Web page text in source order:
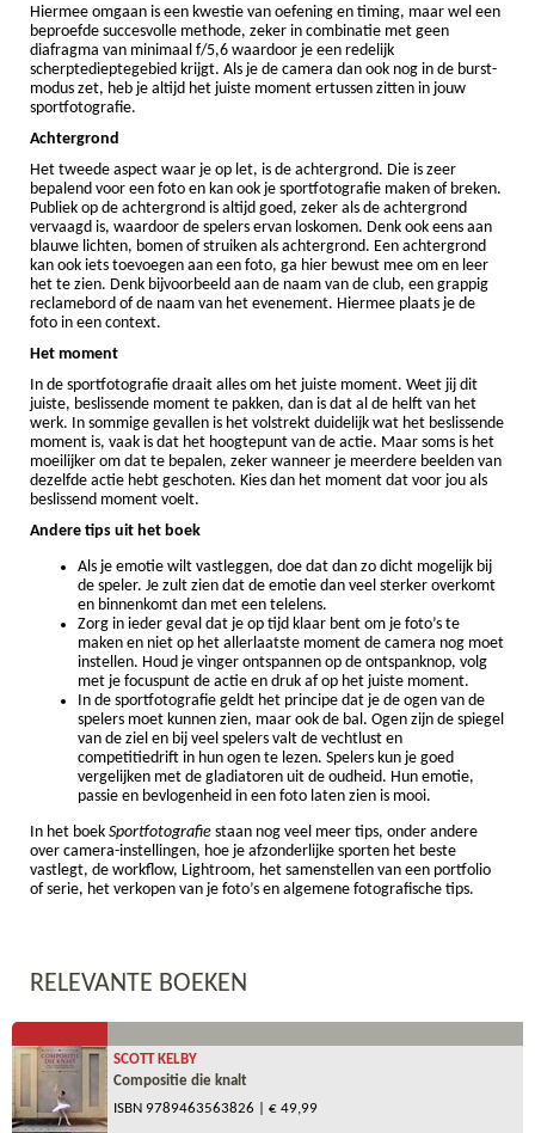
Hiermee omgaan is een kwestie van oefening en timing, maar wel een
beproefde succesvolle methode, zeker in combinatie met geen
diafragma van minimaal f/5,6 waardoor je een redelijk
scherptedieptegebied krijgt. Als je de camera dan ook nog in de burst-
modus zet, heb je altijd het juiste moment ertussen zitten in jouw
sportfotografie.
Achtergrond
Het tweede aspect waar je op let, is de achtergrond. Die is zeer
bepalend voor een foto en kan ook je sportfotografie maken of breken.
Publiek op de achtergrond is altijd goed, zeker als de achtergrond
vervaagd is, waardoor de spelers ervan loskomen. Denk ook eens aan
blauwe lichten, bomen of struiken als achtergrond. Een achtergrond
kan ook iets toevoegen aan een foto, ga hier bewust mee om en leer
het te zien. Denk bijvoorbeeld aan de naam van de club, een grappig
reclamebord of de naam van het evenement. Hiermee plaats je de
foto in een context.
Het moment
In de sportfotografie draait alles om het juiste moment. Weet jij dit
juiste, beslissende moment te pakken, dan is dat al de helft van het
werk. In sommige gevallen is het volstrekt duidelijk wat het beslissende
moment is, vaak is dat het hoogtepunt van de actie. Maar soms is het
moeilijker om dat te bepalen, zeker wanneer je meerdere beelden van
dezelfde actie hebt geschoten. Kies dan het moment dat voor jou als
beslissend moment voelt.
Andere tips uit het boek
Als je emotie wilt vastleggen, doe dat dan zo dicht mogelijk bij
de speler. Je zult zien dat de emotie dan veel sterker overkomt
en binnenkomt dan met een telelens.
Zorg in ieder geval dat je op tijd klaar bent om je foto’s te
maken en niet op het allerlaatste moment de camera nog moet
instellen. Houd je vinger ontspannen op de ontspanknop, volg
met je focuspunt de actie en druk af op het juiste moment.
In de sportfotografie geldt het principe dat je de ogen van de
spelers moet kunnen zien, maar ook de bal. Ogen zijn de spiegel
van de ziel en bij veel spelers valt de vechtlust en
competitiedrift in hun ogen te lezen. Spelers kun je goed
vergelijken met de gladiatoren uit de oudheid. Hun emotie,
passie en bevlogenheid in een foto laten zien is mooi.
In het boek Sportfotografie staan nog veel meer tips, onder andere
over camera-instellingen, hoe je afzonderlijke sporten het beste
vastlegt, de workflow, Lightroom, het samenstellen van een portfolio
of serie, het verkopen van je foto’s en algemene fotografische tips.
RELEVANTE BOEKEN
SCOTT KELBY
Compositie die knalt
ISBN 9789463563826 | € 49,99